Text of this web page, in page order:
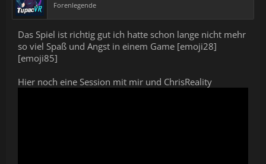
Forenlegende
Das Spiel ist richtig gut ich hatte schon lange nicht mehr
so viel Spaß und Angst in einem Game [emoji28]
[emoji85]
Hier noch eine Session mit mir und ChrisReality